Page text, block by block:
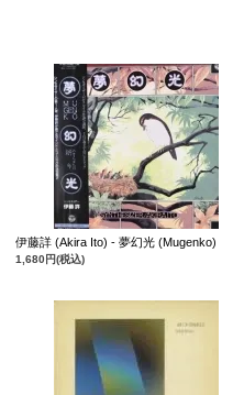
伊藤詳 (Akira Ito) - 夢幻光 (Mugenko)
1,680円(税込)